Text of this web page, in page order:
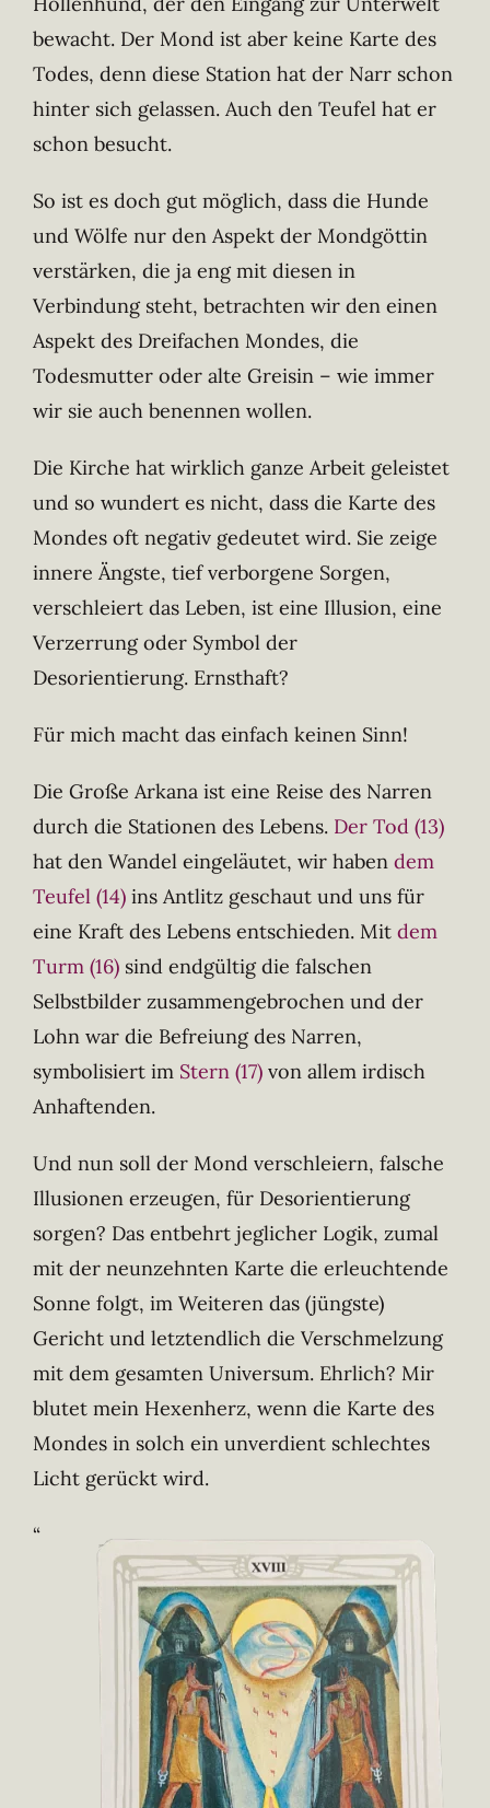
bewacht. Der Mond ist aber keine Karte des
Todes, denn diese Station hat der Narr schon
hinter sich gelassen. Auch den Teufel hat er
schon besucht.
So ist es doch gut möglich, dass die Hunde
und Wölfe nur den Aspekt der Mondgöttin
verstärken, die ja eng mit diesen in
Verbindung steht, betrachten wir den einen
Aspekt des Dreifachen Mondes, die
Todesmutter oder alte Greisin – wie immer
wir sie auch benennen wollen.
Die Kirche hat wirklich ganze Arbeit geleistet
und so wundert es nicht, dass die Karte des
Mondes oft negativ gedeutet wird. Sie zeige
innere Ängste, tief verborgene Sorgen,
verschleiert das Leben, ist eine Illusion, eine
Verzerrung oder Symbol der
Desorientierung. Ernsthaft?
Für mich macht das einfach keinen Sinn!
Die Große Arkana ist eine Reise des Narren
durch die Stationen des Lebens. Der Tod (13)
hat den Wandel eingeläutet, wir haben dem
Teufel (14)ins Antlitz geschaut und uns für
eine Kraft des Lebens entschieden. Mit dem
Turm (16)sind endgültig die falschen
Selbstbilder zusammengebrochen und der
Lohn war die Befreiung des Narren,
symbolisiert im Stern (17)von allem irdisch
Anhaftenden.
Und nun soll der Mond verschleiern, falsche
Illusionen erzeugen, für Desorientierung
sorgen? Das entbehrt jeglicher Logik, zumal
mit der neunzehnten Karte die erleuchtende
Sonne folgt, im Weiteren das (jüngste)
Gericht und letztendlich die Verschmelzung
mit dem gesamten Universum. Ehrlich? Mir
blutet mein Hexenherz, wenn die Karte des
Mondes in solch ein unverdient schlechtes
Licht gerückt wird.
“